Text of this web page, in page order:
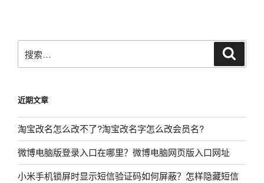
搜
索：
近期文章
淘宝改名怎么改不了?淘宝改名字怎么改会员名?
微博电脑版登录入口在哪里？微博电脑网页版入口网址
小米手机锁屏时显示短信验证码如何屏蔽？怎样隐藏短信